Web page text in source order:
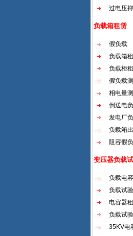
过电压
负载箱租赁
假负载
负载箱
负载柜
假负载
相电量
倒送电
发电厂
负载箱
阻容假
变压器负载
负载电
负载试
电容器
负载试
35KV电